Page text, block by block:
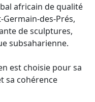
africain de qualité
des-Prés,
de sculptures,
subsaharienne.
est choisie pour sa
sa cohérence